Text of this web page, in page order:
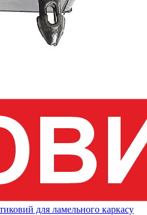
для ламельного каркасу